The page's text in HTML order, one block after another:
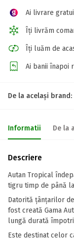
Ai livrare
Îți livrăm
Îți luăm de
Ai banii înapoi
De la același brand:
Informatii De la
Descriere
Autan Tropical
tigru timp de până
Datorită țânțarilor
fost creată Gama
lungă durată
Este destinat celor